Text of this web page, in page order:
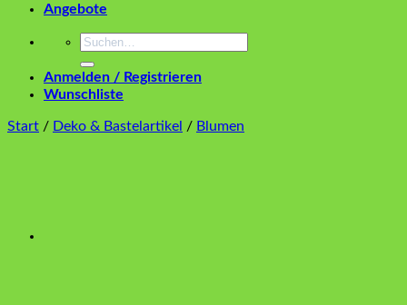
Angebote
Suchen
Anmelden / Registrieren
Wunschliste
Start / Deko & Bastelartikel / Blumen